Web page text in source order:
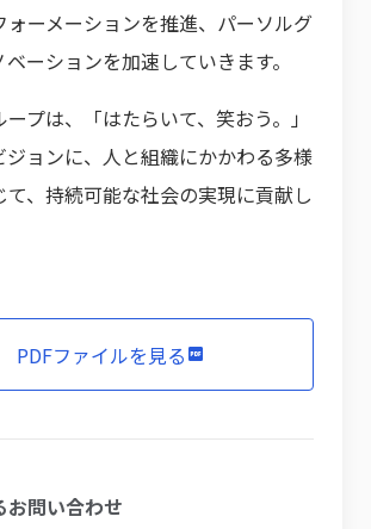
ォーメーションを推進、パーソルグ
ーションを加速していきます。
プは、「はたらいて、笑おう。」
ジョンに、人と組織にかかわる多様
て、持続可能な社会の実現に貢献し
PDFファイルを見る
お問い合わせ